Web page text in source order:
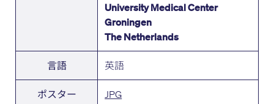
University Medical Center
Groningen
The Netherlands
言語 英語
ポスター JPG